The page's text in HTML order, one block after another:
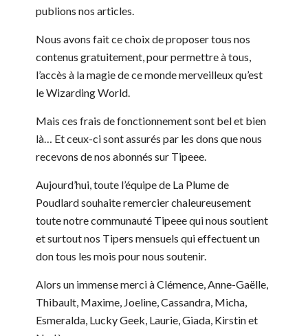
publions nos articles.
Nous avons fait ce choix de proposer tous nos
contenus gratuitement, pour permettre à tous,
l’accès à la magie de ce monde merveilleux qu’est
le Wizarding World.
Mais ces frais de fonctionnement sont bel et bien
là… Et ceux-ci sont assurés par les dons que nous
recevons de nos abonnés sur Tipeee.
Aujourd’hui, toute l’équipe de La Plume de
Poudlard souhaite remercier chaleureusement
toute notre communauté Tipeee qui nous soutient
et surtout nos Tipers mensuels qui effectuent un
don tous les mois pour nous soutenir.
Alors un immense merci à Clémence, Anne-Gaëlle,
Thibault, Maxime, Joeline, Cassandra, Micha,
Esmeralda, Lucky Geek, Laurie, Giada, Kirstin et